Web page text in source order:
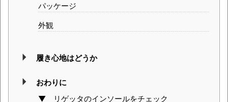
パッケージ
外観
履き心地はどうか
おわりに
▼ リゲッタのインソールをチェック